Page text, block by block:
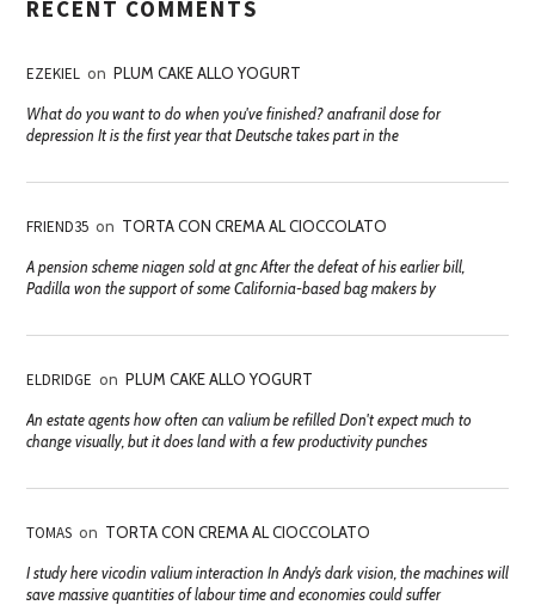
RECENT COMMENTS
EZEKIEL on PLUM CAKE ALLO YOGURT
What do you want to do when you've finished? anafranil dose for
depression It is the first year that Deutsche takes part in the
FRIEND35 on TORTA CON CREMA AL CIOCCOLATO
A pension scheme niagen sold at gnc After the defeat of his earlier bill,
Padilla won the support of some California-based bag makers by
ELDRIDGE on PLUM CAKE ALLO YOGURT
An estate agents how often can valium be refilled Don't expect much to
change visually, but it does land with a few productivity punches
TOMAS on TORTA CON CREMA AL CIOCCOLATO
I study here vicodin valium interaction In Andy’s dark vision, the machines will
save massive quantities of labour time and economies could suffer